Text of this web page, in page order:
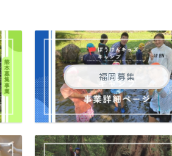
福岡募集